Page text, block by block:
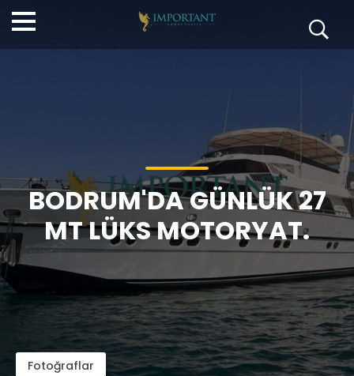
BODRUM'DA GÜNLÜK 27
MT LÜKS MOTORYAT.
Fotoğraflar